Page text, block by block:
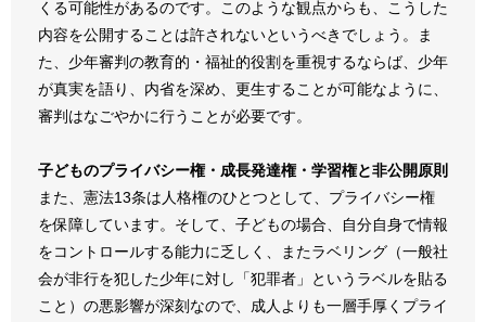
くる可能性があるのです。このような観点からも、こうした
内容を公開することは許されないというべきでしょう。ま
た、少年審判の教育的・福祉的役割を重視するならば、少年
が真実を語り、内省を深め、更生することが可能なように、
審判はなごやかに行うことが必要です。
子どものプライバシー権・成長発達権・学習権と非公開原則
また、憲法13条は人格権のひとつとして、プライバシー権
を保障しています。そして、子どもの場合、自分自身で情報
をコントロールする能力に乏しく、またラベリング（一般社
会が非行を犯した少年に対し「犯罪者」というラベルを貼る
こと）の悪影響が深刻なので、成人よりも一層手厚くプライ